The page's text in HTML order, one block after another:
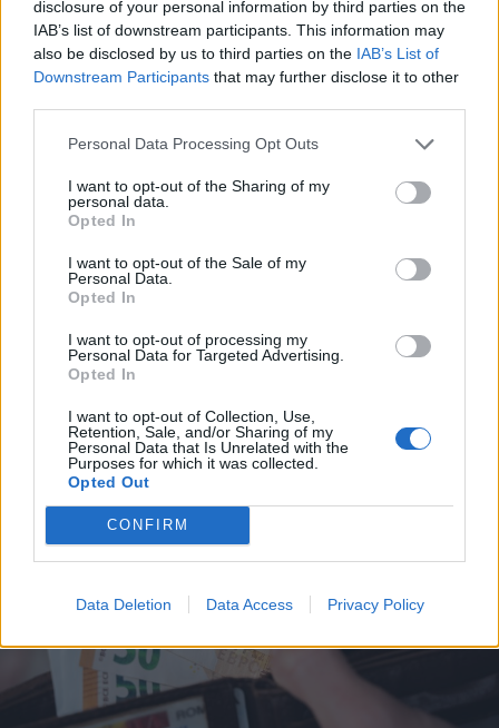
disclosure of your personal information by third parties on the
IAB’s list of downstream participants. This information may
also be disclosed by us to third parties on the IAB’s List of
Downstream Participants that may further disclose it to other
Personal Data Processing Opt Outs
I want to opt-out of the Sharing of my
personal data.
Opted In
I want to opt-out of the Sale of my
Personal Data.
Opted In
I want to opt-out of processing my
Personal Data for Targeted Advertising.
Opted In
I want to opt-out of Collection, Use,
Retention, Sale, and/or Sharing of my
Personal Data that Is Unrelated with the
Purposes for which it was collected.
Opted Out
CONFIRM
Data Deletion Data Access Privacy Policy
készült a Farul ellen az FK
Nőileg
Sándor Ella: Na, indíts, s
menjünk!
A rovat további cikkei